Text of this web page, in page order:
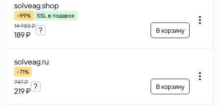
solveag.shop
-99%
SSL в подарок
14 982 ₽
189 ₽
? В корзину
solveag.ru
-71%
747 ₽
219 ₽
? В корзину